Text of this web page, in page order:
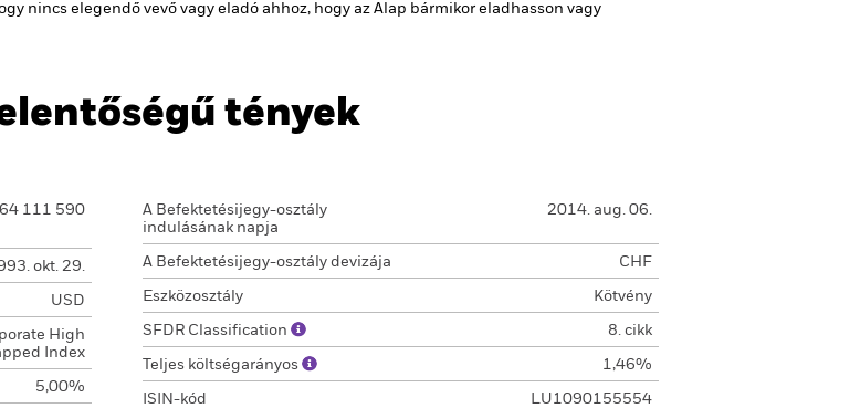
nincs elegendő vevő vagy eladó ahhoz, hogy az Alap bármikor eladhasson vagy
tények
111 590
okt. 29.
USD
High
Index
5,00%
A Befektetésijegy-osztály
indulásának napja
2014. aug. 06.
A Befektetésijegy-osztály devizája CHF
Eszközosztály Kötvény
SFDR Classification 8. cikk
Teljes költségarányos 1,46%
ISIN-kód LU1090155554